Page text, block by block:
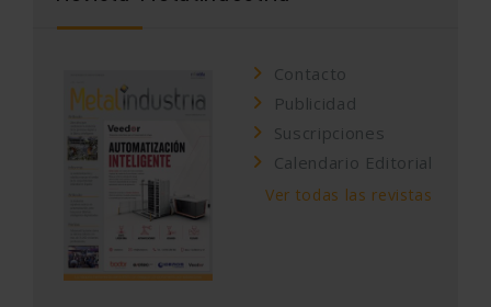
Contacto
Publicidad
Suscripciones
Calendario Editorial
Ver todas las revistas